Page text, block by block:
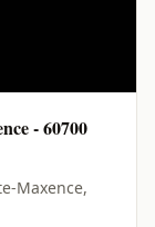
- 60700
Maxence,